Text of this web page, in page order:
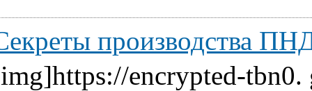
производства
encrypted-tbn0.